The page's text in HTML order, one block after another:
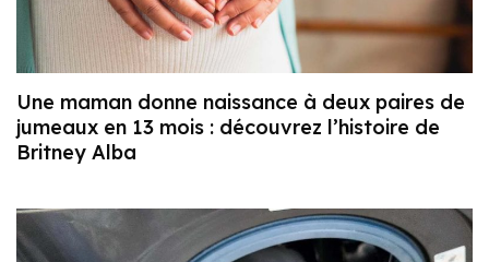
Une maman donne naissance à deux paires de
jumeaux en 13 mois : découvrez l’histoire de
Britney Alba